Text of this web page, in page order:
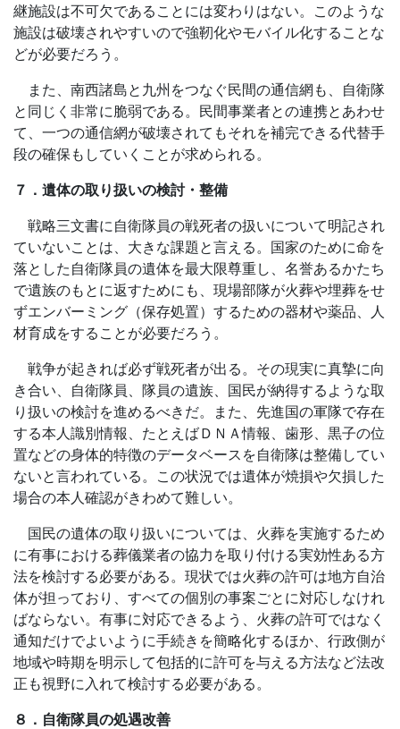
継施設は不可欠であることには変わりはない。このような
施設は破壊されやすいので強靭化やモバイル化することな
どが必要だろう。
また、南西諸島と九州をつなぐ民間の通信網も、自衛隊
と同じく非常に脆弱である。民間事業者との連携とあわせ
て、一つの通信網が破壊されてもそれを補完できる代替手
段の確保もしていくことが求められる。
７．遺体の取り扱いの検討・整備
戦略三文書に自衛隊員の戦死者の扱いについて明記され
ていないことは、大きな課題と言える。国家のために命を
落とした自衛隊員の遺体を最大限尊重し、名誉あるかたち
で遺族のもとに返すためにも、現場部隊が火葬や埋葬をせ
ずエンバーミング（保存処置）するための器材や薬品、人
材育成をすることが必要だろう。
戦争が起きれば必ず戦死者が出る。その現実に真摯に向
き合い、自衛隊員、隊員の遺族、国民が納得するような取
り扱いの検討を進めるべきだ。また、先進国の軍隊で存在
する本人識別情報、たとえばＤＮＡ情報、歯形、黒子の位
置などの身体的特徴のデータベースを自衛隊は整備してい
ないと言われている。この状況では遺体が焼損や欠損した
場合の本人確認がきわめて難しい。
国民の遺体の取り扱いについては、火葬を実施するため
に有事における葬儀業者の協力を取り付ける実効性ある方
法を検討する必要がある。現状では火葬の許可は地方自治
体が担っており、すべての個別の事案ごとに対応しなけれ
ばならない。有事に対応できるよう、火葬の許可ではなく
通知だけでよいように手続きを簡略化するほか、行政側が
地域や時期を明示して包括的に許可を与える方法など法改
正も視野に入れて検討する必要がある。
８．自衛隊員の処遇改善